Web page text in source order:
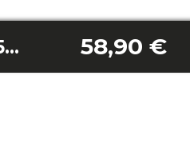
Spazzola principale Conga Rockstar 4560 Blaze Pet Flex 58,90 €